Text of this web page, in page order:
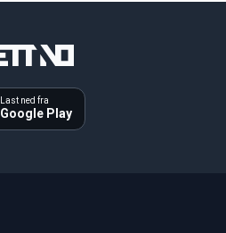
Last ned fra
Google Play